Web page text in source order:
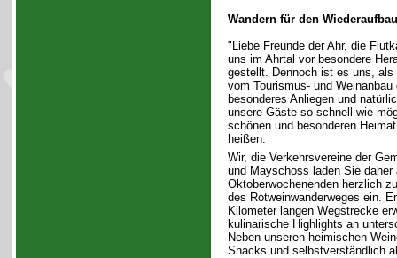
Wandern für den
"Liebe Freunde der Ahr, die
uns im Ahrtal vor besondere
gestellt. Dennoch ist es uns, als
vom Tourismus- und Weinanbau
besonderes Anliegen und
unsere Gäste so schnell wie
schönen und besonderen
heißen.
Wir, die Verkehrsvereine der
und Mayschoss laden Sie daher
Oktoberwochenenden herzlich
des Rotweinwanderweges ein.
Kilometer langen Wegstrecke
kulinarische Highlights an
Neben unseren heimischen
Snacks und selbstverständlich